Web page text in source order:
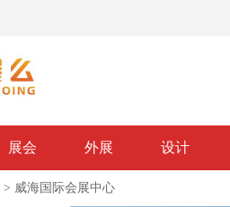
展会 外展 设计
> 威海国际会展中心